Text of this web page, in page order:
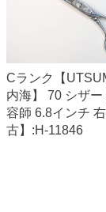
Cランク【
内海】 70 シザ
容師 6.8インチ
古】:H-11846